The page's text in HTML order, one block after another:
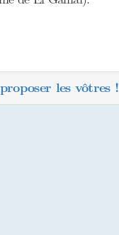
les vôtres !